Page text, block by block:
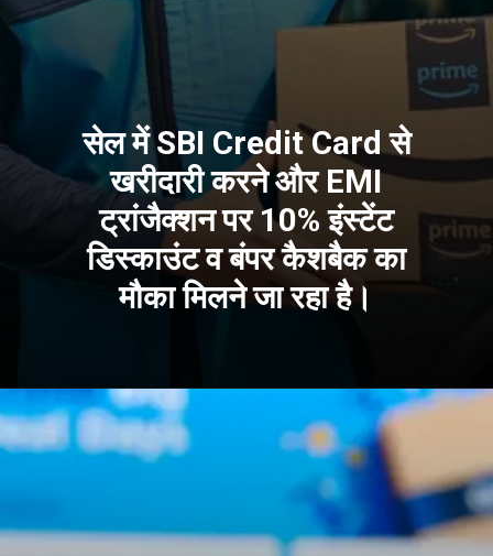
सेल में SBI Credit Card से
खरीदारी करने और EMI
ट्रांजैक्शन पर 10% इंस्टेंट
डिस्काउंट व बंपर कैशबैक का
मौका मिलने जा रहा है।